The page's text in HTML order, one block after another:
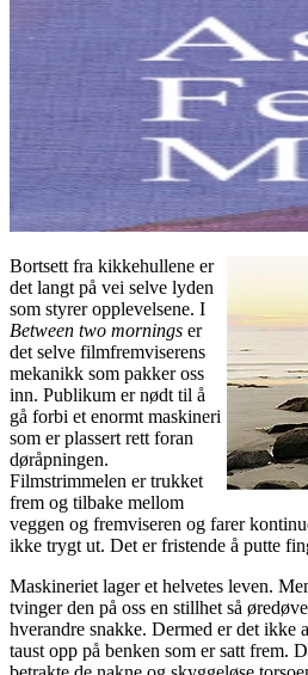
Bortsett fra kikkehullene er
det langt på vei selve lyden
som styrer opplevelsene. I
Between two mornings er
det selve filmfremviserens
mekanikk som pakker oss
inn. Publikum er nødt til å
gå forbi et enormt maskineri
som er plassert rett foran
døråpningen.
Filmstrimmelen er trukket
frem og tilbake mellom
veggen og fremviseren og farer
ikke trygt ut. Det er fristende å putte
Maskineriet lager et helvetes leven.
tvinger den på oss en stillhet så
hverandre snakke. Dermed er det ikke
taust opp på benken som er satt frem.